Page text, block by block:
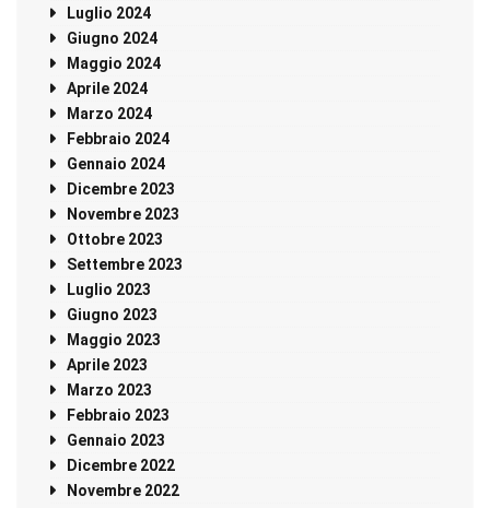
Luglio 2024
Giugno 2024
Maggio 2024
Aprile 2024
Marzo 2024
Febbraio 2024
Gennaio 2024
Dicembre 2023
Novembre 2023
Ottobre 2023
Settembre 2023
Luglio 2023
Giugno 2023
Maggio 2023
Aprile 2023
Marzo 2023
Febbraio 2023
Gennaio 2023
Dicembre 2022
Novembre 2022